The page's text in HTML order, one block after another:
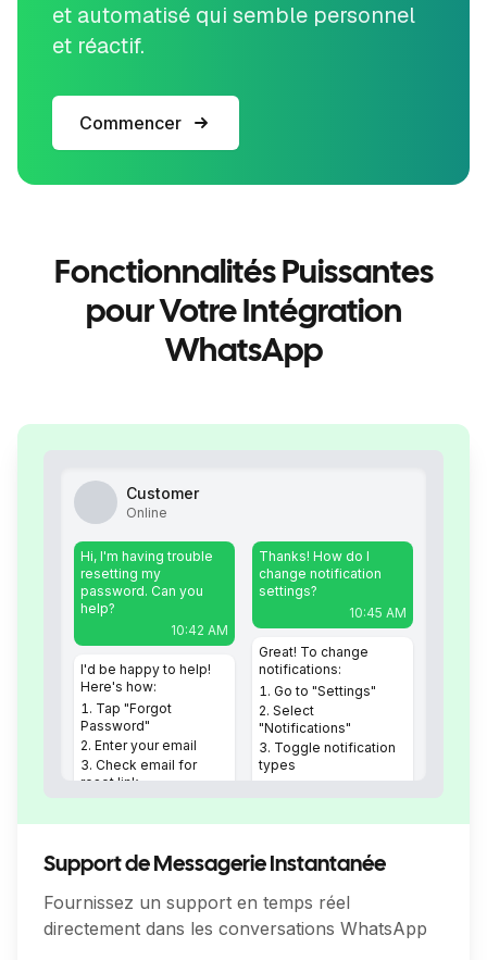
et automatisé qui semble personnel
et réactif.
Commencer
Fonctionnalités Puissantes
pour Votre Intégration
WhatsApp
Customer
Online
Hi, I'm having trouble
resetting my
password. Can you
help?
10:42 AM
I'd be happy to help!
Here's how:
Tap "Forgot
Password"
Enter your email
Check email for
reset link
Thanks! How do I
change notification
settings?
10:45 AM
Great! To change
notifications:
Go to "Settings"
Select
"Notifications"
Toggle notification
types
Support de Messagerie Instantanée
Fournissez un support en temps réel
directement dans les conversations WhatsApp